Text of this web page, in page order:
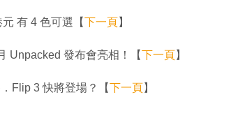
有 4 色可選【下一頁】
Unpacked 發布會亮相！【下一頁】
Flip 3 快將登場？【下一頁】